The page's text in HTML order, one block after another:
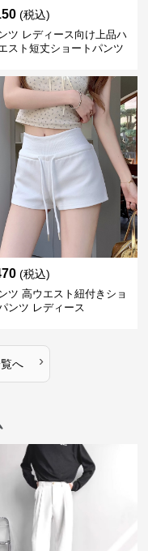
(税込)
ツ レディース向け上品ハ
スト短丈ショートパンツ
(税込)
ツ 高ウエスト紐付きショ
ンツ レディース
へ ›